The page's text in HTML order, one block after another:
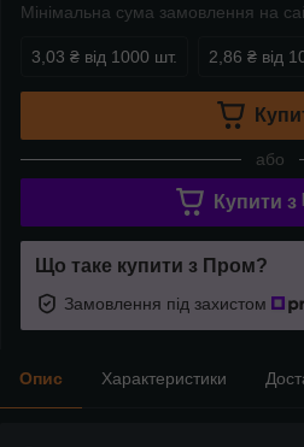
Мінімальна сума замовлення на
3,03 ₴ від 1000 шт. 2,86 ₴ від
або
Купити з
Що таке купити з Пром?
Замовлення під захистом
Опис Характеристики